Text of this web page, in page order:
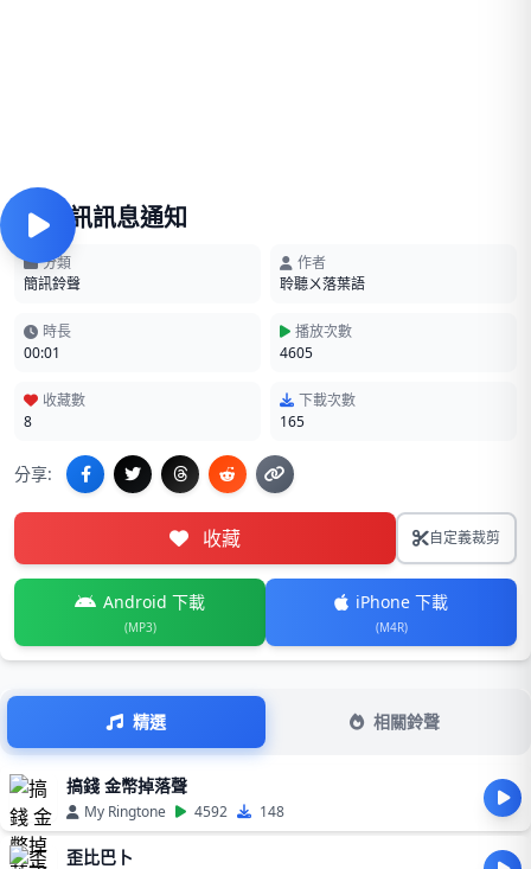
呸-簡訊訊息通知
分類
簡訊鈴聲
作者
聆聽ㄨ落葉語
時長
00:01
播放次數
4605
收藏數
8
下載次數
165
分享:
收藏 自定義裁剪
Android 下載
(MP3)
iPhone 下載
(M4R)
精選 相關鈴聲
搞錢 金幣掉落聲
My Ringtone 4592 148
歪比巴卜